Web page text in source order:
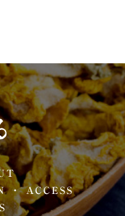
・ ACCESS